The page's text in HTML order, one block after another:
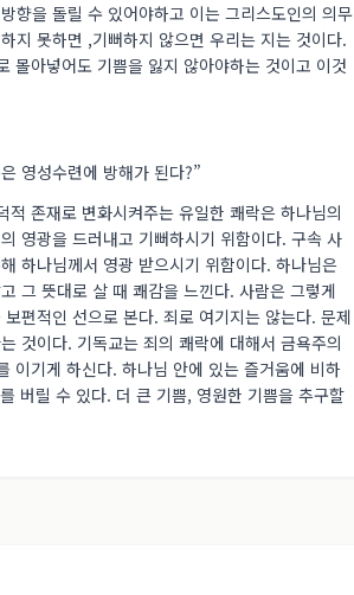
향을 돌릴 수 있어야하고 이는 그리스도인의 의무
지 못하면 ,기뻐하지 않으면 우리는 지는 것이다.
몰아넣어도 기쁨을 잃지 않아야하는 것이고 이것
영성수련에 방해가 된다?”
존재로 변화시켜주는 유일한 쾌락은 하나님의
영광을 드러내고 기뻐하시기 위함이다. 구속 사
하나님께서 영광 받으시기 위함이다. 하나님은
그 뜻대로 살 때 쾌감을 느낀다. 사람은 그렇게
편적인 선으로 본다. 죄로 여기지는 않는다. 문제
것이다. 기독교는 죄의 쾌락에 대해서 금욕주의
이기게 하신다. 하나님 안에 있는 즐거움에 비하
버릴 수 있다. 더 큰 기쁨, 영원한 기쁨을 추구할